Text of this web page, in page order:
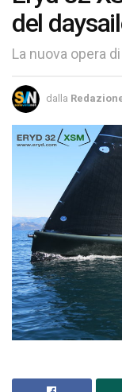
del
La nuova opera
dalla